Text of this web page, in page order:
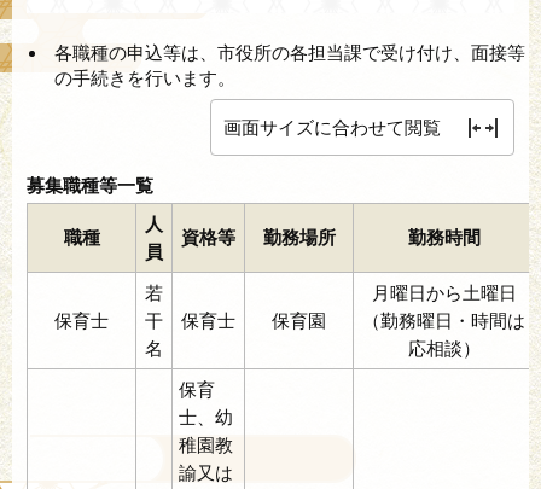
各職種の申込等は、市役所の各担当課で受け付け、面接等
の手続きを行います。
画面サイズに合わせて閲覧
募集職種等一覧
職種
人
員
資格等 勤務場所 勤務時間
保育士
若
干
名
保育士 保育園
月曜日から土曜日
（勤務曜日・時間は
応相談）
保育
士、幼
稚園教
諭又は